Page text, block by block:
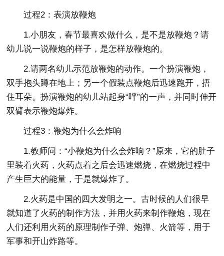
过程2：表演放鞭炮
1.小朋友，春节最喜欢做什么，是不是放鞭炮？请
幼儿说一说鞭炮的样子，是怎样放鞭炮的。
2.请两名幼儿示范放鞭炮的动作。一个扮演鞭炮，
双手抱头蹲在地上；另一个假装点鞭炮后迅速跑开，捂
住耳朵。扮演鞭炮的幼儿站起身“呯”的一声，并同时伸开
双臂表示鞭炮爆炸。
过程3：鞭炮为什么会炸响
1.教师问：“小鞭炮为什么会炸响？”原来，它的肚子
里装着火药，火药点着之后会迅速燃烧，在燃烧过程中
产生巨大的能量，于是就爆炸了。
2.火药是中国的四大发明之一。古时候的人们很早
就知道了火药的制作方法，并用火药来制作鞭炮，现在
人们还利用火药的原理制作子弹、炮弹、火箭等，用于
军事和开山炸路等。